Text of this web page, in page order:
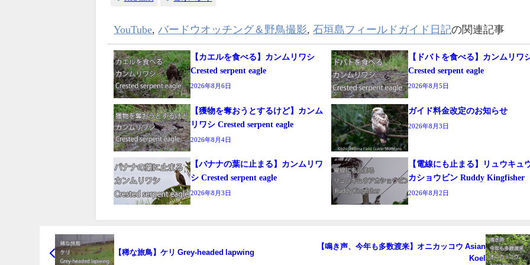
YouTube,バードウオッチング＆野鳥撮影,石垣島フィールドガイド日記の関連記事
【カエルを食べる】カンムリワシ
Crested serpent eagle
2026年8月6日
【ドバトを食べる】カンムリワ
Crested serpent eagle
2026年8月5日
【獲物を奪おうとするけど】カンム
リワシ Crested serpent eagle
2026年8月4日
ガイド料金改定のお知らせ
2026年8月3日
【バナナの葉に止まる】カンムリワ
シ Crested serpent eagle
2026年8月3日
【電線にも止まる】リュウキュ
カショウビン Ruddy Kingfisher
2026年8月2日
【稀な旅鳥】ケリ Grey-headed lapwing
【鳴き声、今年も多数渡来】オニカッコウ Asian
Koel